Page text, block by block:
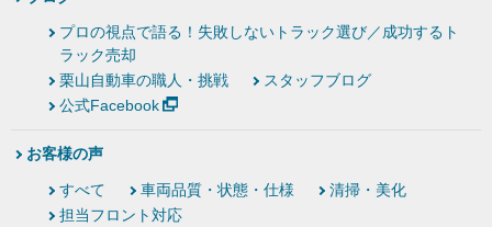
プロの視点で語る！失敗しないトラック選び／成功するト
ラック売却
栗山自動車の職人・挑戦
スタッフブログ
公式Facebook
お客様の声
すべて 車両品質・状態・仕様
清掃・美化
担当フロント対応